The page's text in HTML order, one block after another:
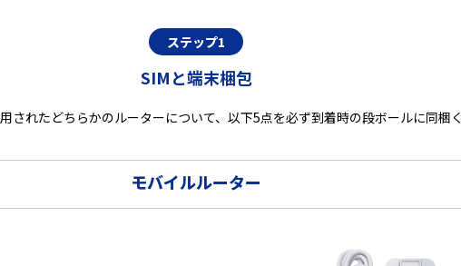
ステップ1
SIMと端末梱包
されたどちらかのルーターについて、以下5点を必ず到着時の段ボールに同梱く
モバイルルーター